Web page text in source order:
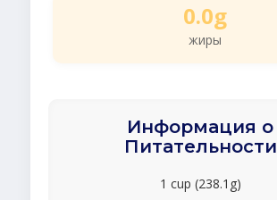
0.0g
жиры
Информация о
Питательности
1 cup (238.1g)